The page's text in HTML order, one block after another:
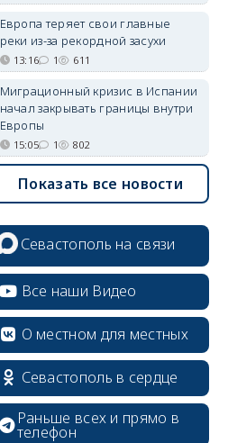
Европа теряет свои главные
реки из-за рекордной засухи
13:16 1 611
Миграционный кризис в Испании
начал закрывать границы внутри
Европы
15:05 1 802
Показать все новости
Севастополь на связи
Все наши Видео
О местном для местных
Севастополь в сердце
Раньше всех и прямо в
телефон